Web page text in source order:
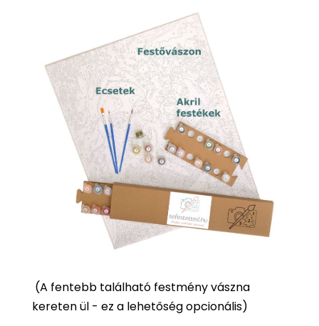
(A fentebb található festmény vászna
kereten ül - ez a lehetőség opcionális)